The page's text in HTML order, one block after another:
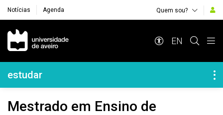
Notícias Agenda Quem sou?
Navegação Principal
EN
Navegação Lateral
estudar
Mestrado em Ensino de